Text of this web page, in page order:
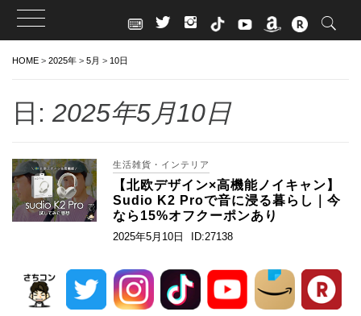
HOME > 2025年 > 5月 > 10日
日: 2025年5月10日
生活雑貨・インテリア
【北欧デザイン×高機能ノイキャン】
Sudio K2 Proで音に浸る暮らし｜今
なら15%オフクーポンあり
2025年5月10日 ID:27138